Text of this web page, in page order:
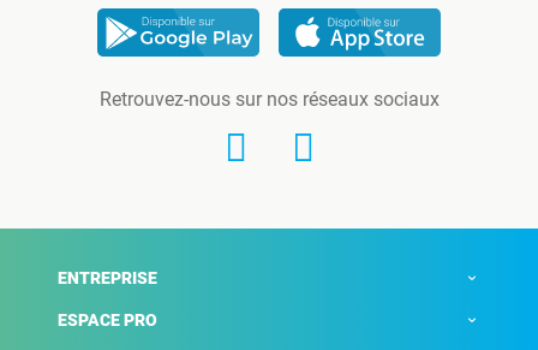
Retrouvez-nous sur nos réseaux sociaux
ENTREPRISE
ESPACE PRO